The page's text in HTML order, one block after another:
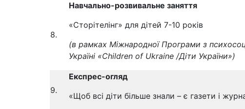
8.
Навчально-розвивальне заняття
«Сторітелінг» для дітей 7-10 років
(в рамках Міжнародної Програми з
Україні «Children of Ukraine /Діти України»)
9.
Експрес-огляд
«Щоб всі діти більше знали – є газети і